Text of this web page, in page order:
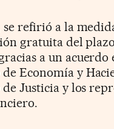
se refirió a la
gratuita del
a un acuerdo
Economía y
Justicia y los